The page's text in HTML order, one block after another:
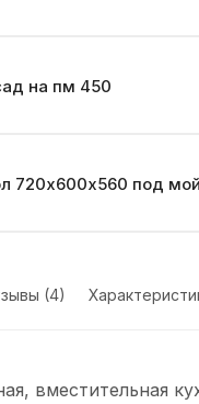
на пм 450
720х600х560 под
(4)
вместительная